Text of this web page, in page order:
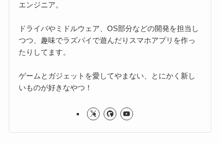
エンジニア。
ドライバやミドルウェア、OS部分などの開発を担当し
つつ、趣味でラズパイで遊んだりスマホアプリを作っ
たりしてます。
ゲームとガジェットを愛してやまない、とにかく新し
いものが好きなやつ！